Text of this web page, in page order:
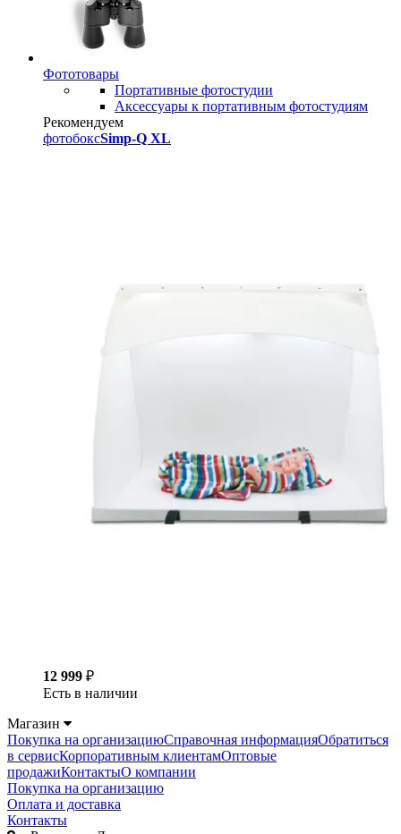
Фототовары
Портативные фотостудии
Аксессуары к портативным фотостудиям
Рекомендуем
фотобоксSimp-Q XL
12 999 ₽
Есть в наличии
Магазин
Покупка на организациюСправочная информацияОбратиться
в сервисКорпоративным клиентамОптовые
продажиКонтактыО компании
Покупка на организацию
Оплата и доставка
Контакты